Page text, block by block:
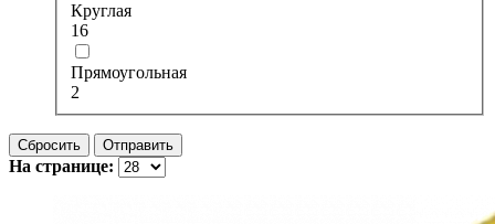
Круглая
16
Прямоугольная
2
Сбросить Отправить
На странице: